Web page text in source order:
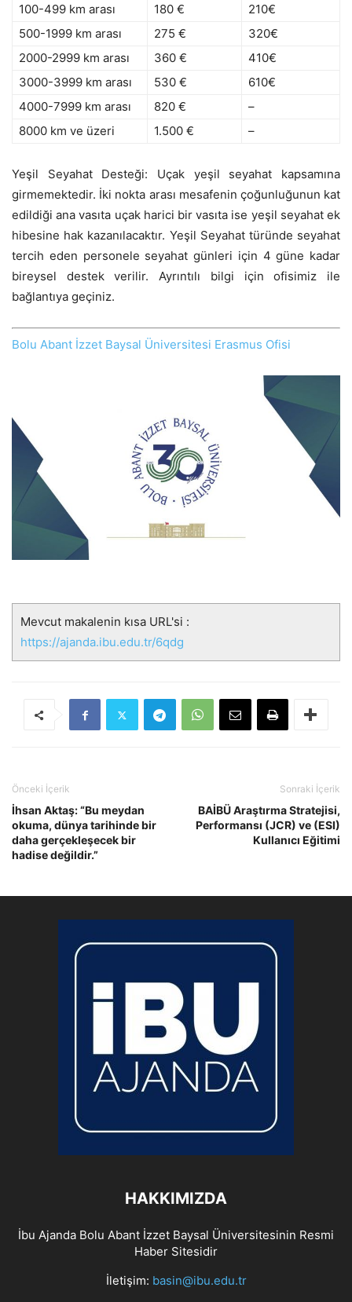
100-499 km arası 180 €
210€
500-1999 km arası
275 €
320€
2000-2999 km arası
360 €
410€
3000-3999 km arası
530 €
610€
4000-7999 km arası
820 €
–
8000 km ve üzeri
1.500 € –
Yeşil Seyahat Desteği: Uçak yeşil seyahat kapsamına
girmemektedir. İki nokta arası mesafenin çoğunluğunun kat
edildiği ana vasıta uçak harici bir vasıta ise yeşil seyahat ek
hibesine hak kazanılacaktır. Yeşil Seyahat türünde seyahat
tercih eden personele seyahat günleri için 4 güne kadar
bireysel destek verilir. Ayrıntılı bilgi için ofisimiz ile
bağlantıya geçiniz.
Bolu Abant İzzet Baysal Üniversitesi Erasmus Ofisi
Mevcut makalenin kısa URL'si :
https://ajanda.ibu.edu.tr/6qdg
Önceki İçerik
İhsan Aktaş: “Bu meydan
okuma, dünya tarihinde bir
daha gerçekleşecek bir
hadise değildir.”
Sonraki İçerik
BAİBÜ Araştırma Stratejisi,
Performansı (JCR) ve (ESI)
Kullanıcı Eğitimi
HAKKIMIZDA
İbu Ajanda Bolu Abant İzzet Baysal Üniversitesinin Resmi
Haber Sitesidir
İletişim: basin@ibu.edu.tr